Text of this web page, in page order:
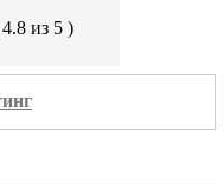
из 5 )